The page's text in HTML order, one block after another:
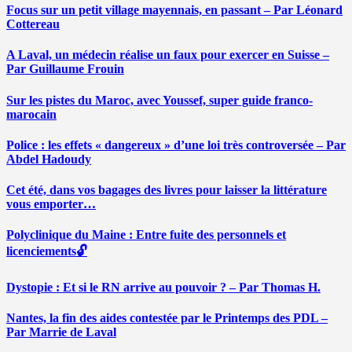
Focus sur un petit village mayennais, en passant – Par Léonard
Cottereau
A Laval, un médecin réalise un faux pour exercer en Suisse –
Par Guillaume Frouin
Sur les pistes du Maroc, avec Youssef, super guide franco-
marocain
Police : les effets « dangereux » d’une loi très controversée – Par
Abdel Hadoudy
Cet été, dans vos bagages des livres pour laisser la littérature
vous emporter…
Polyclinique du Maine : Entre fuite des personnels et
licenciements🔓
Dystopie : Et si le RN arrive au pouvoir ? – Par Thomas H.
Nantes, la fin des aides contestée par le Printemps des PDL –
Par Marrie de Laval